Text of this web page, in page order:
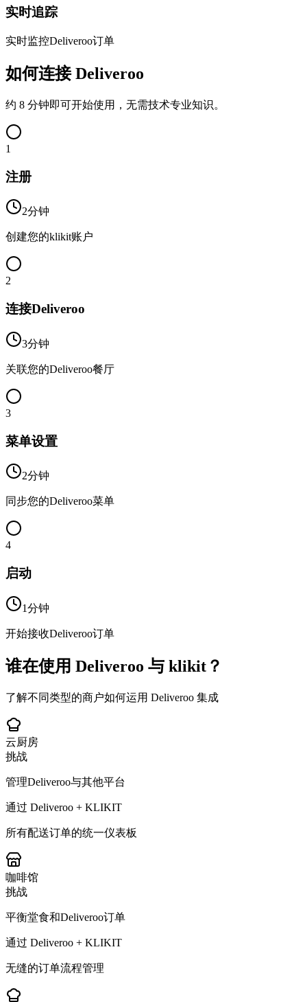
实时追踪
实时监控Deliveroo订单
如何连接 Deliveroo
约 8 分钟即可开始使用，无需技术专业知识。
1
注册
2分钟
创建您的klikit账户
2
连接Deliveroo
3分钟
关联您的Deliveroo餐厅
3
菜单设置
2分钟
同步您的Deliveroo菜单
4
启动
1分钟
开始接收Deliveroo订单
谁在使用 Deliveroo 与 klikit？
了解不同类型的商户如何运用 Deliveroo 集成
云厨房
挑战
管理Deliveroo与其他平台
通过 Deliveroo + KLIKIT
所有配送订单的统一仪表板
咖啡馆
挑战
平衡堂食和Deliveroo订单
通过 Deliveroo + KLIKIT
无缝的订单流程管理